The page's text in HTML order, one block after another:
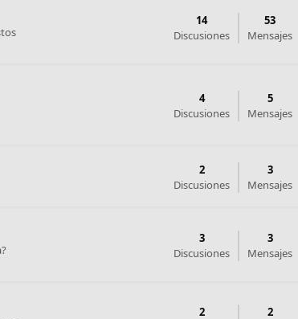
14
Discusiones
53
Mensajes
4
Discusiones
5
Mensajes
2
Discusiones
3
Mensajes
3
Discusiones
3
Mensajes
2
2